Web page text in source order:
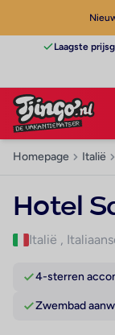
Laagste
Homepage Italië
Hotel
Italië ,
4-sterren
Zwembad